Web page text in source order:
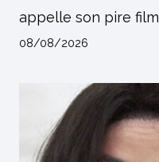
appelle son pire film
08/08/2026